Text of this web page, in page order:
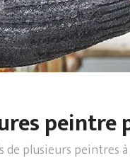
de plusieurs peintres à